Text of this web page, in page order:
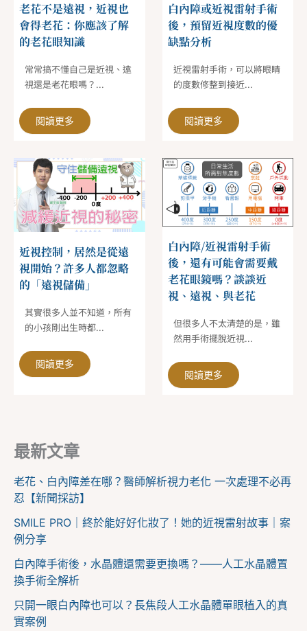
老花不是遠視，近視也
會得老花：你應該了解
的老花眼知識
常常搞不懂自己是近視、遠
視還是老花眼嗎？...
閱讀更多
白內障或近視雷射手術
後，預留近視度數的優
缺點分析
近視雷射手術，可以將眼睛
的度數修整到接近...
閱讀更多
近視控制，居然是從遠
視開始？許多人都忽略
的「遠視儲備」
其實很多人並不知道，所有
的小孩剛出生時都...
閱讀更多
白內障/近視雷射手術
後，還有可能會需要戴
老花眼鏡嗎？談談近
視、遠視、與老花
但很多人不太清楚的是，雖
然用手術擺脫近視...
閱讀更多
最新文章
老花、白內障差在哪？醫師解析視力老化 一次處理不必再
忍【新聞採訪】
SMILE PRO｜終於能好好化妝了！她的近視雷射故事｜案
例分享
白內障手術後，水晶體還需要更換嗎？——人工水晶體置
換手術全解析
只開一眼白內障也可以？長焦段人工水晶體單眼植入的真
實案例